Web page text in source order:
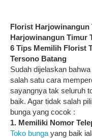
Florist Harjowinangun
Harjowinangun Timur
6 Tips Memilih Florist
Tersono Batang
Sudah dijelaskan
salah satu cara
sayangnya tak seluruh
baik. Agar tidak salah
bunga yang cocok :
1. Memiliki Nomor
Toko bunga yang baik